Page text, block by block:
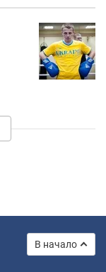
В начало